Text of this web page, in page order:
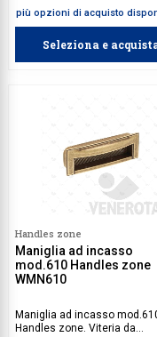
più opzioni di acquisto
Seleziona e
Handles zone
Maniglia ad incasso
mod.610 Handles zone
WMN610
Maniglia ad incasso
Handles zone. Viteria da